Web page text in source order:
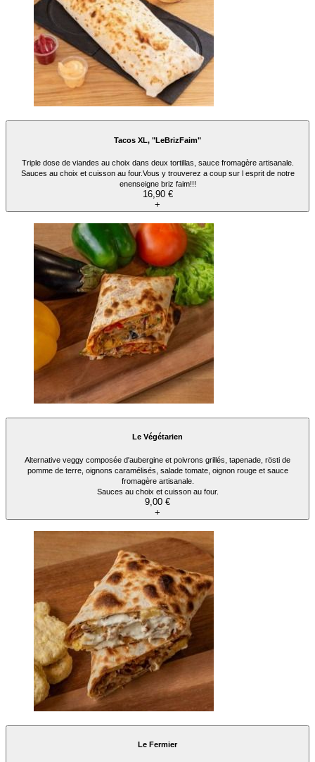
Tacos XL, "LeBrizFaim"
Triple dose de viandes au choix dans deux tortillas, sauce fromagère artisanale.
Sauces au choix et cuisson au four.Vous y trouverez a coup sur l esprit de notre
enenseigne briz faim!!!
16,90 €
+
Le Végétarien
Alternative veggy composée d'aubergine et poivrons grillés, tapenade, rösti de
pomme de terre, oignons caramélisés, salade tomate, oignon rouge et sauce
fromagère artisanale.
Sauces au choix et cuisson au four.
9,00 €
+
Le Fermier